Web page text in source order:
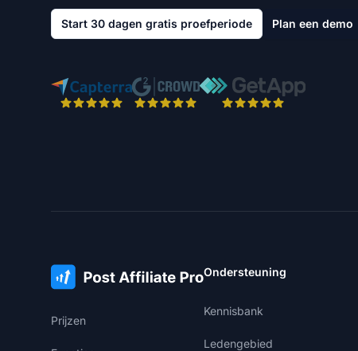
Start 30 dagen gratis proefperiode Plan een demo
Prijzen
Ondersteuning
Kennisbank
Ledengebied